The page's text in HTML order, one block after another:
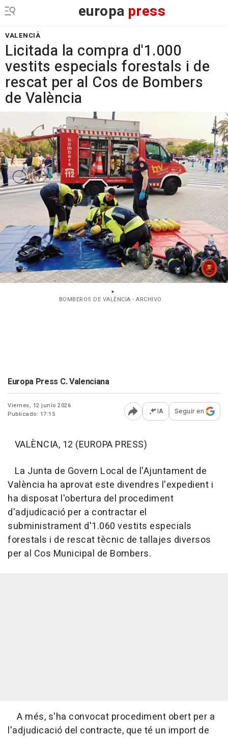
europa press
VALENCIÀ
Licitada la compra d'1.000
vestits especials forestals i de
rescat per al Cos de Bombers
de València
BOMBEROS DE VALÈNCIA - ARCHIVO
Europa Press C. Valenciana
Viernes, 12 junio 2026
Publicado: 17:15
Abrir opciones para
IA Seguir en
VALÈNCIA, 12 (EUROPA PRESS)
La Junta de Govern Local de l'Ajuntament de
València ha aprovat este divendres l'expedient i
ha disposat l'obertura del procediment
d'adjudicació per a contractar el
subministrament d'1.060 vestits especials
forestals i de rescat tècnic de tallajes diversos
per al Cos Municipal de Bombers.
A més, s'ha convocat procediment obert per a
l'adjudicació del contracte, que té un import de